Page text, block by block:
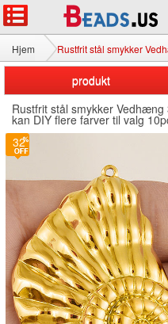
Hjem Rustfrit stål smykker
produkt
Rustfrit stål smykker
kan DIY flere farver til valg